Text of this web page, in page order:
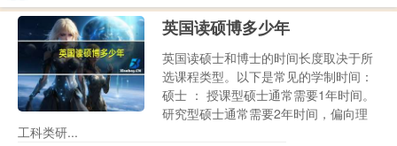
英国读硕博多少年
英国读硕士和博士的时间长度取决于所
选课程类型。以下是常见的学制时间：
硕士 ： 授课型硕士通常需要1年时间。
研究型硕士通常需要2年时间，偏向理
工科类研...